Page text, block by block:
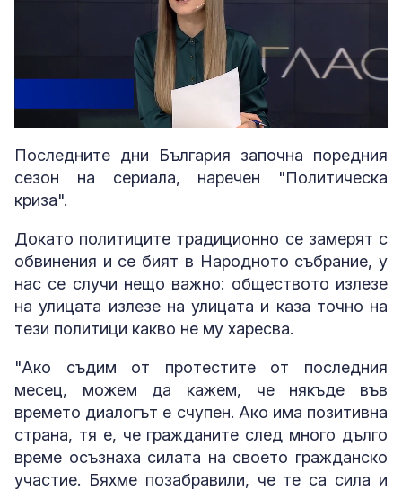
:
Последните дни България започна поредния
сезон на сериала, наречен "Политическа
криза".
Докато политиците традиционно се замерят с
обвинения и се бият в Народното събрание, у
нас се случи нещо важно: обществото излезе
на улицата излезе на улицата и каза точно на
тези политици какво не му харесва.
"Ако съдим от протестите от последния
месец, можем да кажем, че някъде във
времето диалогът е счупен. Ако има позитивна
страна, тя е, че гражданите след много дълго
време осъзнаха силата на своето гражданско
участие. Бяхме позабравили, че те са сила и